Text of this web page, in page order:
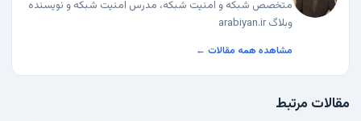
متخصص شبکه و امنیت شبکه، مدرس امنیت شبکه و نویسنده
وبلاگ arabiyan.ir
مشاهده همه مقالات ←
مقالات مرتبط